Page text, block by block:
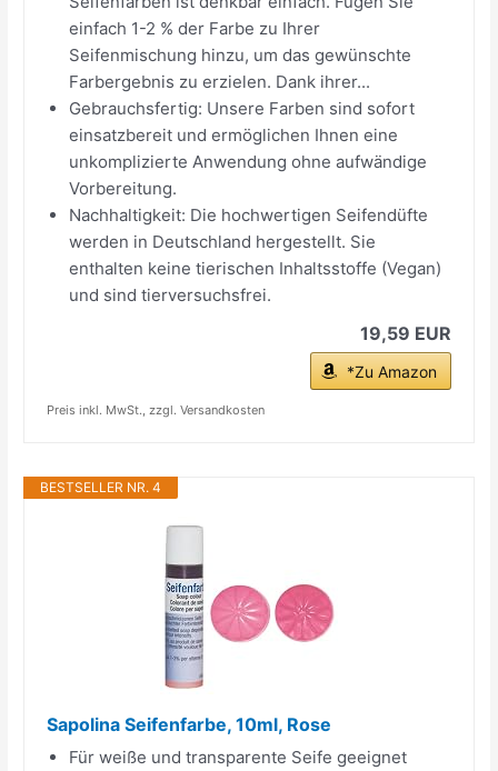
einfach 1-2 % der Farbe zu Ihrer
Seifenmischung hinzu, um das gewünschte
Farbergebnis zu erzielen. Dank ihrer...
Gebrauchsfertig: Unsere Farben sind sofort
einsatzbereit und ermöglichen Ihnen eine
unkomplizierte Anwendung ohne aufwändige
Vorbereitung.
Nachhaltigkeit: Die hochwertigen Seifendüfte
werden in Deutschland hergestellt. Sie
enthalten keine tierischen Inhaltsstoffe (Vegan)
und sind tierversuchsfrei.
19,59 EUR
*Zu Amazon
Preis inkl. MwSt., zzgl. Versandkosten
BESTSELLER NR. 4
Sapolina Seifenfarbe, 10ml, Rose
Für weiße und transparente Seife geeignet